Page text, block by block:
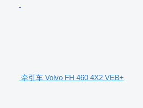
牵引车 Volvo FH 460 4X2 VEB+